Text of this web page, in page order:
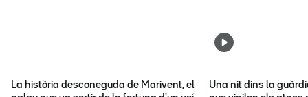
La història desconeguda de Marivent, el
Una nit dins la